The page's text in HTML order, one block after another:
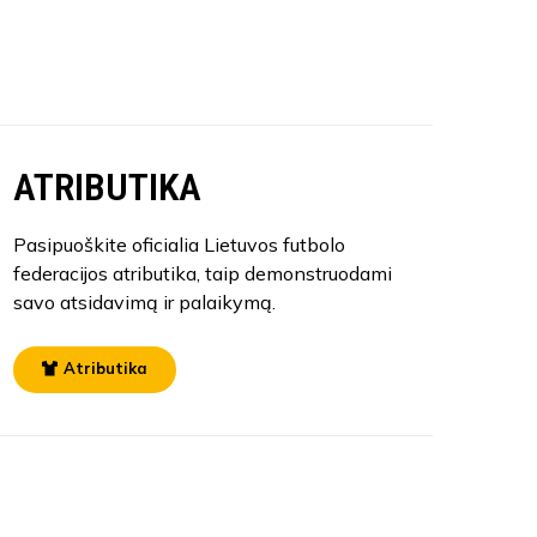
ATRIBUTIKA
Pasipuoškite oficialia Lietuvos futbolo
federacijos atributika, taip demonstruodami
savo atsidavimą ir palaikymą.
Atributika